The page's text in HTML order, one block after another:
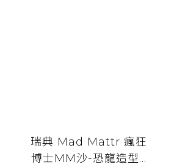
瑞典 Mad Mattr 瘋狂
博士MM沙-恐龍造型...